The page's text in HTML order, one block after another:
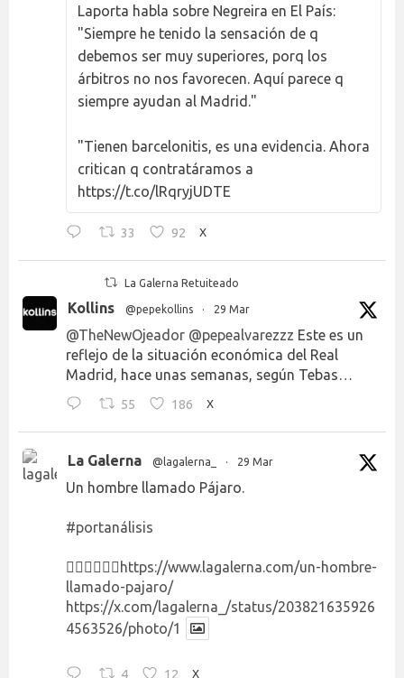
Laporta habla sobre Negreira en El País:
"Siempre he tenido la sensación de q
debemos ser muy superiores, porq los
árbitros no nos favorecen. Aquí parece q
siempre ayudan al Madrid."
"Tienen barcelonitis, es una evidencia. Ahora
critican q contratáramos a
https://t.co/lRqryjUDTE
33 92 X
La Galerna Retuiteado
Kollins @pepekollins · 29 Mar
@TheNewOjeador @pepealvarezzz Este es un
reflejo de la situación económica del Real
Madrid, hace unas semanas, según Tebas…
55 186 X
La Galerna @lagalerna_ · 29 Mar
Un hombre llamado Pájaro.
#portanálisis
👉🏻👉🏻👉🏻 https://www.lagalerna.com/un-hombre-
llamado-pajaro/
https://x.com/lagalerna_/status/203821635926
4563526/photo/1
4 12 X